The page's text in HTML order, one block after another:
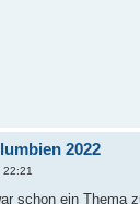
2022
22:21
schon ein Thema